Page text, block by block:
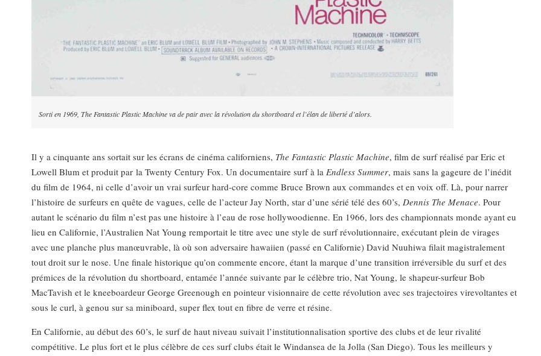
Sorti en 1969, The Fantastic Plastic Machine va de pair avec la révolution du shortboard et l’élan de liberté d’alors.
Il y a cinquante ans sortait sur les écrans de cinéma californiens, The Fantastic Plastic Machine, film de surf réalisé par Eric et
Lowell Blum et produit par la Twenty Century Fox. Un documentaire surf à la Endless Summer, mais sans la gageure de l’inédit
du film de 1964, ni celle d’avoir un vrai surfeur hard-core comme Bruce Brown aux commandes et en voix off. Là, pour narrer
l’histoire de surfeurs en quête de vagues, celle de l’acteur Jay North, star d’une sérié télé des 60’s, Dennis The Menace. Pour
autant le scénario du film n’est pas une histoire à l’eau de rose hollywoodienne. En 1966, lors des championnats monde ayant eu
lieu en Californie, l’Australien Nat Young remportait le titre avec une style de surf révolutionnaire, exécutant plein de virages
avec une planche plus manœuvrable, là où son adversaire hawaiien (passé en Californie) David Nuuhiwa filait magistralement
tout droit sur le nose. Une finale historique qu’on commente encore, étant la marque d’une transition irréversible du surf et des
prémices de la révolution du shortboard, entamée l’année suivante par le célèbre trio, Nat Young, le shapeur-surfeur Bob
MacTavish et le kneeboardeur George Greenough en pointeur visionnaire de cette révolution avec ses trajectoires virevoltantes et
sous le curl, à genou sur sa miniboard, super flex tout en fibre de verre et résine.
En Californie, au début des 60’s, le surf de haut niveau suivait l’institutionnalisation sportive des clubs et de leur rivalité
compétitive. Le plus fort et le plus célèbre de ces surf clubs était le Windansea de la Jolla (San Diego). Tous les meilleurs y